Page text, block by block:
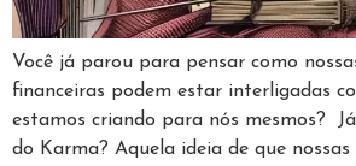
Você já parou para pensar como
financeiras podem estar interligadas
estamos criando para nós mesmos?
do Karma? Aquela ideia de que